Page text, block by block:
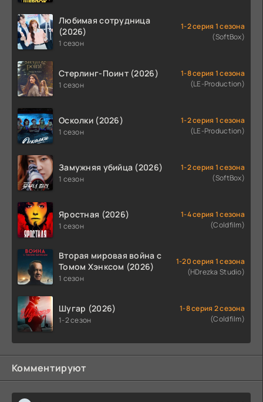
Любимая сотрудница
(2026)
1 сезон
1-2 серия 1 сезона
(SoftBox)
Стерлинг-Поинт (2026)
1 сезон
1-8 серия 1 сезона
(LE-Production)
Осколки (2026)
1 сезон
1-2 серия 1 сезона
(LE-Production)
Замужняя убийца (2026)
1 сезон
1-2 серия 1 сезона
(SoftBox)
Яростная (2026)
1 сезон
1-4 серия 1 сезона
(Coldfilm)
Вторая мировая война с
Томом Хэнксом (2026)
1 сезон
1-20 серия 1 сезона
(HDrezka Studio)
Шугар (2026)
1-2 сезон
1-8 серия 2 сезона
(Coldfilm)
Комментируют